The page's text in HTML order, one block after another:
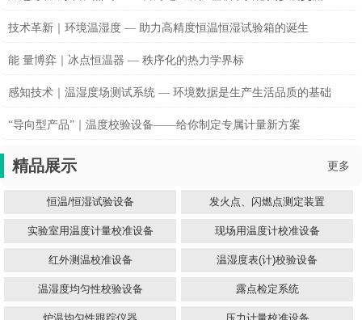
技术革新｜环境温湿度 — 助力高精度恒温恒湿试验箱的诞生
能 量博弈｜冰点恒温器 — 秩序化的热力学界标
感知技术｜温湿度场测试系统 — 环境数据是生产生活品质的基础
“导向型产品”｜温度校验设备——给你制定专属计量新方案
精品展示 更多
恒温/恒湿试验设备 发火点、闪燃点测定装置
实验室用温度计量校准设备 现场用温度计校准设备
红外测温校准设备 温湿度表(计)校验设备
温湿度均匀性校验设备 露点检定系统